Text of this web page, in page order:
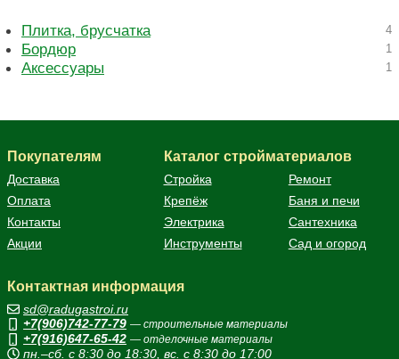
Плитка, брусчатка 4
Бордюр 1
Аксессуары 1
Покупателям
Доставка
Оплата
Контакты
Акции
Каталог стройматериалов
Стройка
Ремонт
Крепёж
Баня и печи
Электрика
Сантехника
Инструменты
Сад и огород
Контактная информация
sd@radugastroi.ru
+7(906)742-77-79 — строительные материалы
+7(916)647-65-42 — отделочные материалы
пн.–сб. с 8:30 до 18:30, вс. с 8:30 до 17:00